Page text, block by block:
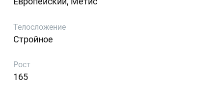
Телосложение
Стройное
Рост
165